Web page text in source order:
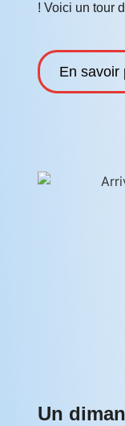
! Voici un tour
En savoir
Un